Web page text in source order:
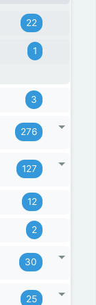
22
1
3
276
127
12
2
30
25